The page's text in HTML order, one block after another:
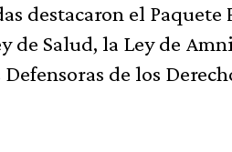
destacaron el Paquete
de Salud, la Ley de
de los